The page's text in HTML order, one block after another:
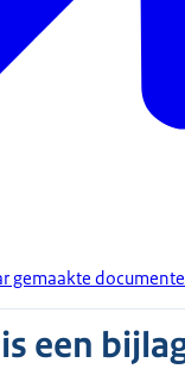
gemaakte
een